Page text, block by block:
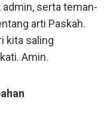
admin, serta teman-
arti Paskah.
kita saling
Amin.